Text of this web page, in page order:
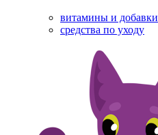
витамины и добавки
средства по уходу